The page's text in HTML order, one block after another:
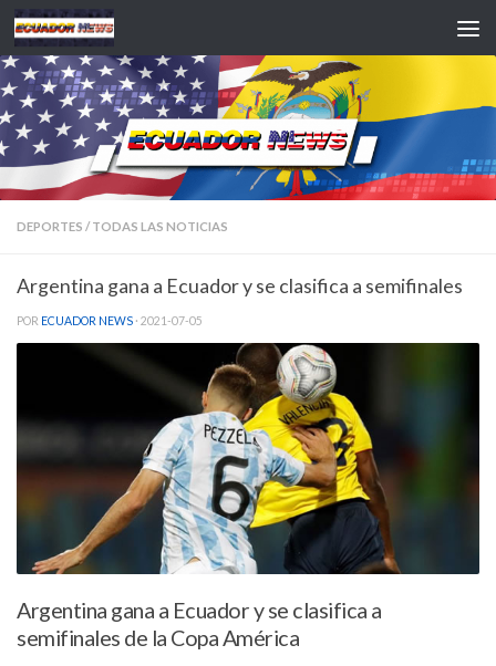
Saltar al contenido
DEPORTES / TODAS LAS NOTICIAS
Argentina gana a Ecuador y se clasifica a semifinales
POR ECUADOR NEWS · 2021-07-05
Argentina gana a Ecuador y se clasifica a
semifinales de la Copa América